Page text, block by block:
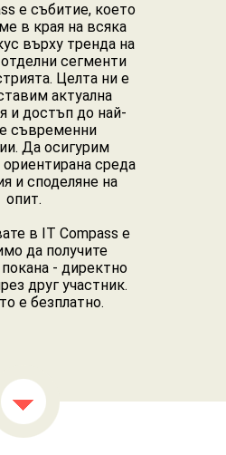
е събитие, което
в края на всяка
върху тренда на
сегменти
Целта ни е
актуална
и достъп до най-
съвременни
Да осигурим
среда
и споделяне на
опит.
в IT Compass е
да получите
- директно
друг участник.
е безплатно.